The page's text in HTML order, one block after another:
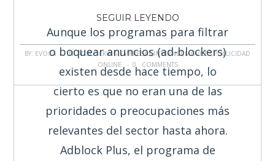
SEGUIR LEYENDO
BY: EVOCA - IN:ADBLOCKING,EMPRESAS,INTERNET,MÓVILES,PUBLICIDAD
ONLINE - 0 COMMENTS
Aunque los programas para filtrar
o boquear anuncios (ad-blockers)
existen desde hace tiempo, lo
cierto es que no eran una de las
prioridades o preocupaciones más
relevantes del sector hasta ahora.
Adblock Plus, el programa de